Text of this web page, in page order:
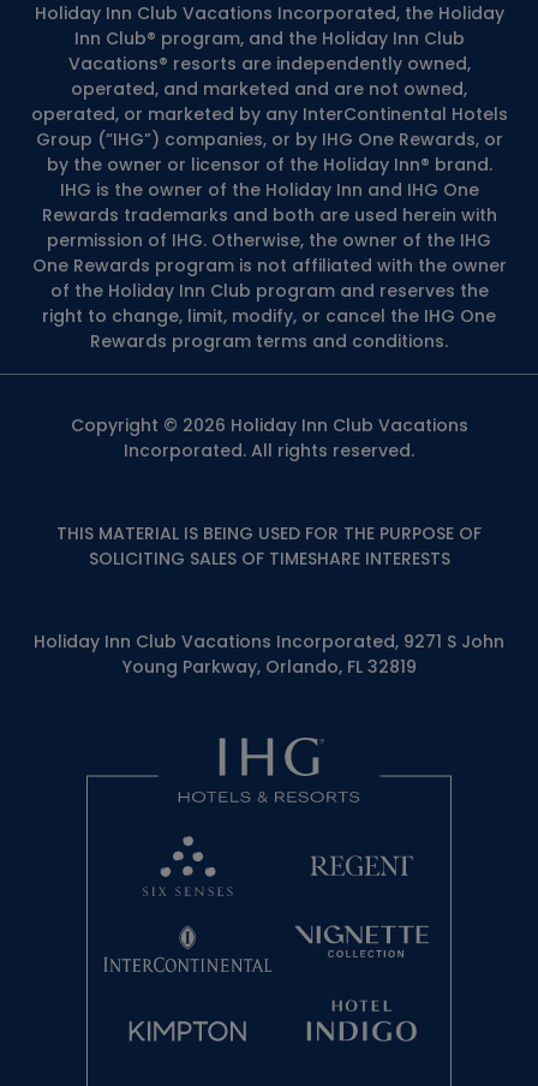
Holiday Inn Club Vacations Incorporated, the Holiday
Inn Club® program, and the Holiday Inn Club
Vacations® resorts are independently owned,
operated, and marketed and are not owned,
operated, or marketed by any InterContinental Hotels
Group (“IHG”) companies, or by IHG One Rewards, or
by the owner or licensor of the Holiday Inn® brand.
IHG is the owner of the Holiday Inn and IHG One
Rewards trademarks and both are used herein with
permission of IHG. Otherwise, the owner of the IHG
One Rewards program is not affiliated with the owner
of the Holiday Inn Club program and reserves the
right to change, limit, modify, or cancel the IHG One
Rewards program terms and conditions.
Copyright © 2026 Holiday Inn Club Vacations
Incorporated. All rights reserved.
THIS MATERIAL IS BEING USED FOR THE PURPOSE OF
SOLICITING SALES OF TIMESHARE INTERESTS
Holiday Inn Club Vacations Incorporated, 9271 S John
Young Parkway, Orlando, FL 32819